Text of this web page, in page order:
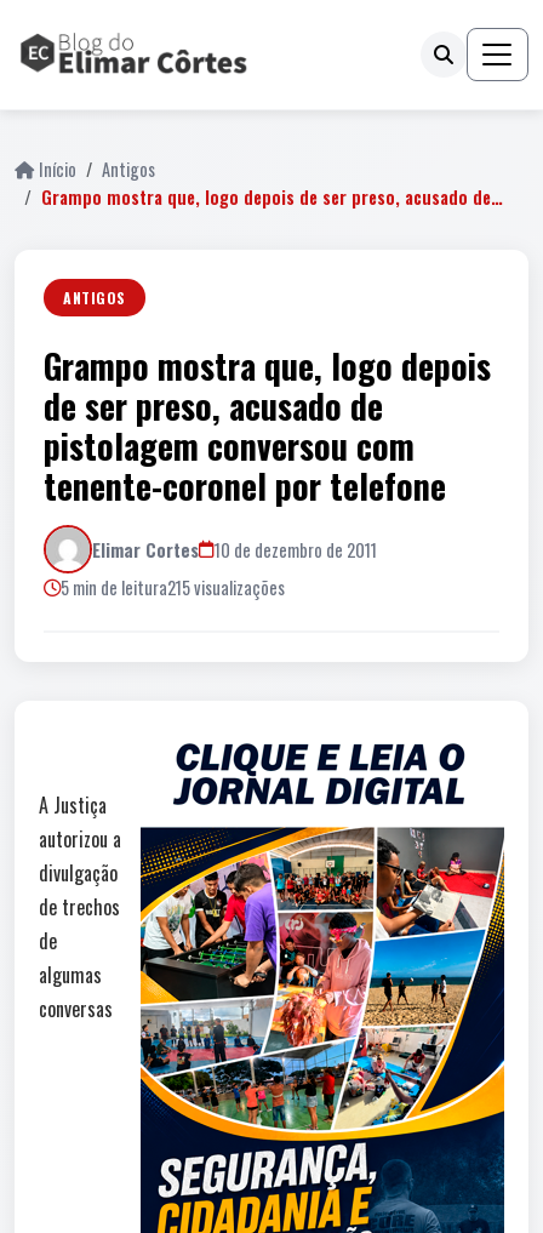
Início
Antigos
Grampo mostra que, logo depois de ser preso, acusado de…
ANTIGOS
Grampo mostra que, logo depois
de ser preso, acusado de
pistolagem conversou com
tenente-coronel por telefone
Elimar Cortes
10 de dezembro de 2011
5 min de leitura215 visualizações
A Justiça
autorizou a
divulgação
de trechos
de
algumas
conversas